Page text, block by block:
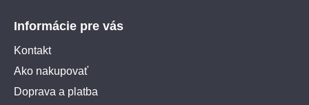
Informácie pre vás
Kontakt
Ako nakupovať
Doprava a platba